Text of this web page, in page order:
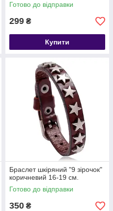
Готово до відправки
299 ₴
Купити
Браслет шкіряний "9 зірочок"
коричневий 16-19 см.
Готово до відправки
350 ₴